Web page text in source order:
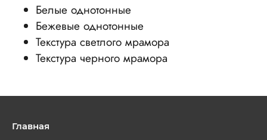
Белые однотонные
Бежевые однотонные
Текстура светлого мрамора
Текстура черного мрамора
Главная